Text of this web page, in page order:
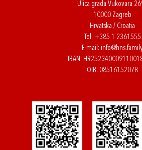
Ulica grada Vukovara
10000 Zagreb
Hrvatska / Croatia
Tel: +385 1 2361555
E-mail:
IBAN:
OIB: 08516152078